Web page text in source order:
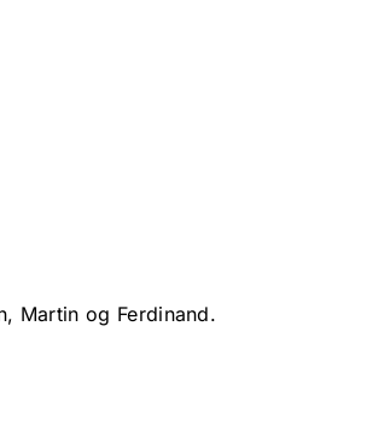
Martin og Ferdinand.